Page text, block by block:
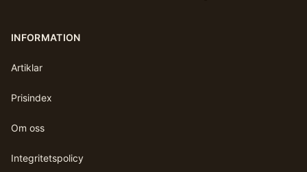
INFORMATION
Artiklar
Prisindex
Om oss
Integritetspolicy